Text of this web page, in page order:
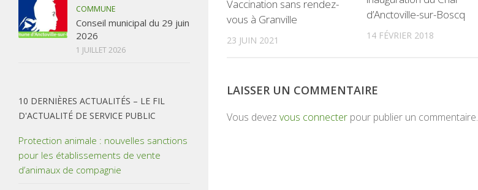
Vaccination sans rendez-
vous à Granville
23 JUIN 2021
d’Anctoville-sur-Boscq
14 FÉVRIER 2018
LAISSER UN COMMENTAIRE
Vous devez vous connecter pour publier un commentaire.
COMMUNE
Conseil municipal du 29 juin
2026
1 JUILLET 2026
10 DERNIÈRES ACTUALITÉS – LE FIL
D'ACTUALITÉ DE SERVICE PUBLIC
Protection animale : nouvelles sanctions
pour les établissements de vente
d’animaux de compagnie